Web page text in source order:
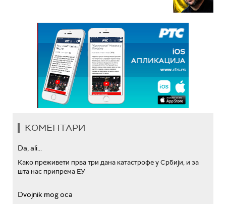
КОМЕНТАРИ
Da, ali...
Како преживети прва три дана катастрофе у Србији, и за
шта нас припрема ЕУ
Dvojnik mog oca